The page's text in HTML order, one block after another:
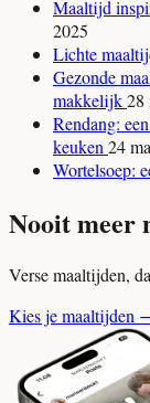
Maaltijd
2025
Lichte
Gezonde
makkelijk28
Rendang:
keuken 24
Wortelsoep:
Nooit meer
Verse maaltijden,
Kies je maaltijden